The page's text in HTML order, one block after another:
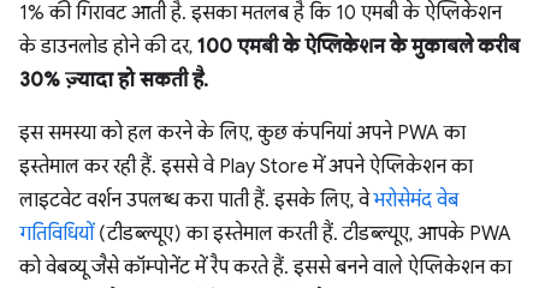
1% की गिरावट आती है. इसका मतलब है कि 10 एमबी के ऐप्लिकेशन
के डाउनलोड होने की दर, 100 एमबी के ऐप्लिकेशन के मुकाबले करीब
30% ज़्यादा हो सकती है.
इस समस्या को हल करने के लिए, कुछ कंपनियां अपने PWA का
इस्तेमाल कर रही हैं. इससे वे Play Store में अपने ऐप्लिकेशन का
लाइटवेट वर्शन उपलब्ध करा पाती हैं. इसके लिए, वेभरोसेमंद वेब
गतिविधियों(टीडब्ल्यूए) का इस्तेमाल करती हैं. टीडब्ल्यूए, आपके PWA
को वेबव्यू जैसे कॉम्पोनेंट में रैप करते हैं. इससे बनने वाले ऐप्लिकेशन का